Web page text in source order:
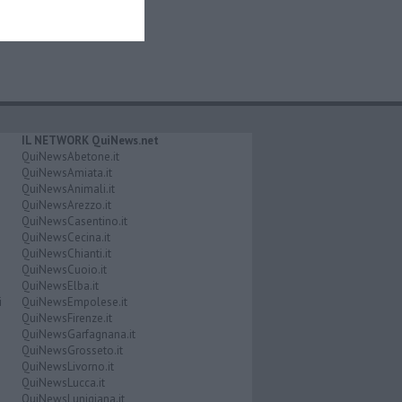
IL NETWORK QuiNews.net
QuiNewsAbetone.it
QuiNewsAmiata.it
QuiNewsAnimali.it
QuiNewsArezzo.it
QuiNewsCasentino.it
QuiNewsCecina.it
QuiNewsChianti.it
QuiNewsCuoio.it
QuiNewsElba.it
QuiNewsEmpolese.it
QuiNewsFirenze.it
QuiNewsGarfagnana.it
QuiNewsGrosseto.it
QuiNewsLivorno.it
QuiNewsLucca.it